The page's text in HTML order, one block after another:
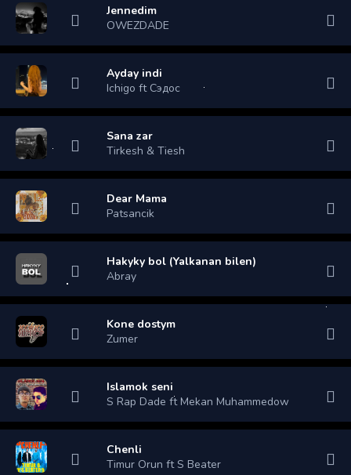
Jennedim
OWEZDADE
Ayday indi
Ichigo ft Сэдос
Sana zar
Tirkesh & Tiesh
Dear Mama
Patsancik
Hakyky bol (Yalkanan bilen)
Abray
Kone dostym
Zumer
Islamok seni
S Rap Dade ft Mekan Muhammedow
Chenli
Timur Orun ft S Beater